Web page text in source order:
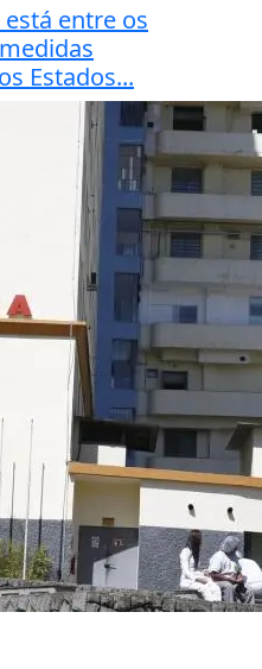
entre os
Estados...